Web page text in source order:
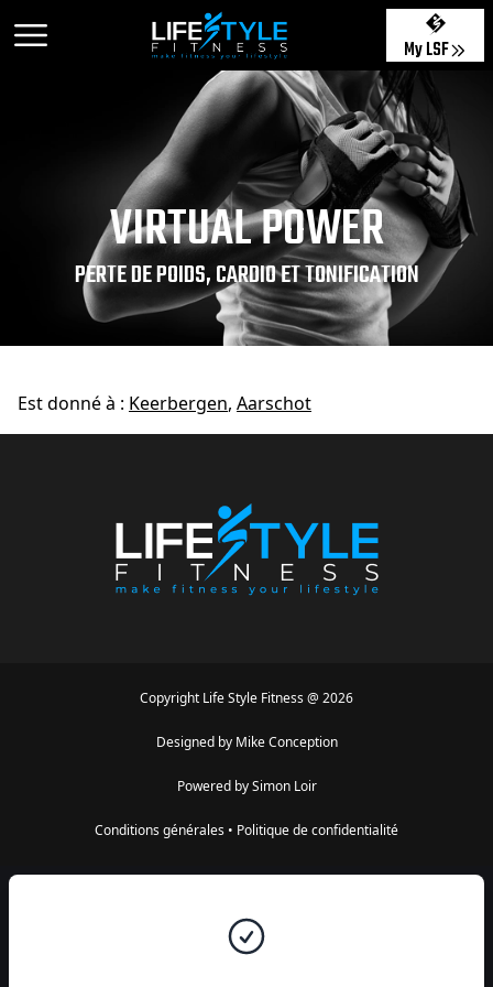
My LSF
VIRTUAL POWER
PERTE DE POIDS, CARDIO ET TONIFICATION
Est donné à : Keerbergen, Aarschot
Copyright Life Style Fitness @ 2026
Designed by Mike Conception
Powered by Simon Loir
Conditions générales • Politique de confidentialité